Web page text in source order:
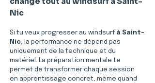
Nic
Si tu veux progresser au windsurf à Saint-
Nic, la performance ne dépend pas
uniquement de la technique et du
matériel. La préparation mentale te
permet de transformer chaque session
en apprentissage concret, même quand